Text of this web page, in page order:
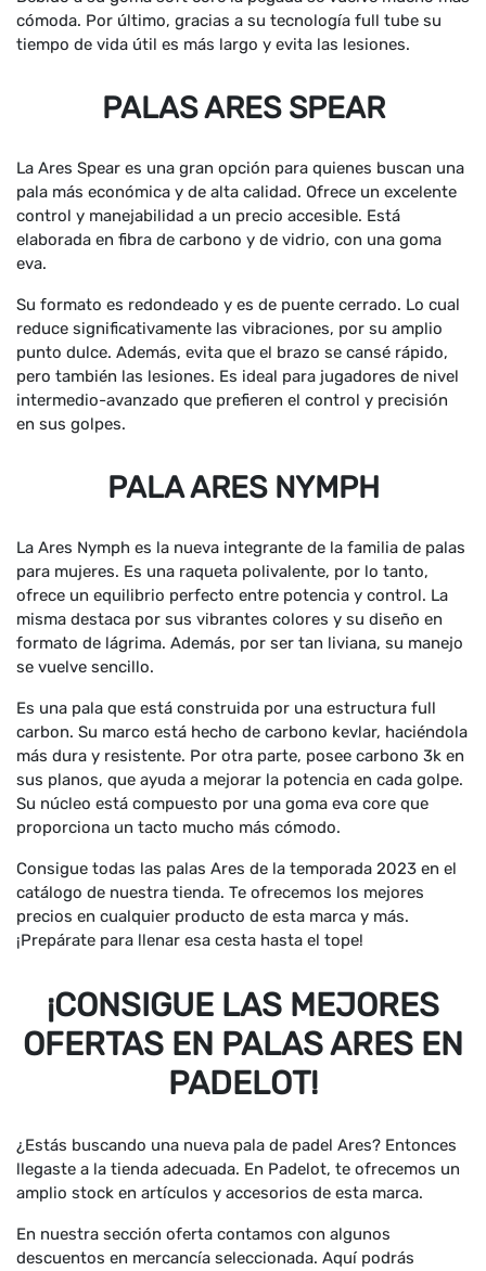
cómoda. Por último, gracias a su tecnología full tube su
tiempo de vida útil es más largo y evita las lesiones.
PALAS ARES SPEAR
La Ares Spear es una gran opción para quienes buscan una
pala más económica y de alta calidad. Ofrece un excelente
control y manejabilidad a un precio accesible. Está
elaborada en fibra de carbono y de vidrio, con una goma
eva.
Su formato es redondeado y es de puente cerrado. Lo cual
reduce significativamente las vibraciones, por su amplio
punto dulce. Además, evita que el brazo se cansé rápido,
pero también las lesiones. Es ideal para jugadores de nivel
intermedio-avanzado que prefieren el control y precisión
en sus golpes.
PALA ARES NYMPH
La Ares Nymph es la nueva integrante de la familia de palas
para mujeres. Es una raqueta polivalente, por lo tanto,
ofrece un equilibrio perfecto entre potencia y control. La
misma destaca por sus vibrantes colores y su diseño en
formato de lágrima. Además, por ser tan liviana, su manejo
se vuelve sencillo.
Es una pala que está construida por una estructura full
carbon. Su marco está hecho de carbono kevlar, haciéndola
más dura y resistente. Por otra parte, posee carbono 3k en
sus planos, que ayuda a mejorar la potencia en cada golpe.
Su núcleo está compuesto por una goma eva core que
proporciona un tacto mucho más cómodo.
Consigue todas las palas Ares de la temporada 2023 en el
catálogo de nuestra tienda. Te ofrecemos los mejores
precios en cualquier producto de esta marca y más.
¡Prepárate para llenar esa cesta hasta el tope!
¡CONSIGUE LAS MEJORES
OFERTAS EN PALAS ARES EN
PADELOT!
¿Estás buscando una nueva pala de padel Ares? Entonces
llegaste a la tienda adecuada. En Padelot, te ofrecemos un
amplio stock en artículos y accesorios de esta marca.
En nuestra sección oferta contamos con algunos
descuentos en mercancía seleccionada. Aquí podrás